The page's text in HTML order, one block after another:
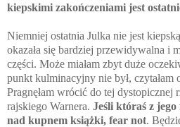
kiepskimi zakończeniami jest
Niemniej ostatnia Julka nie jest
okazała się bardziej przewidywalna i
części. Może miałam zbyt duże
punkt kulminacyjny nie był, czytałam
Pragnęłam wrócić do tej dystopicznej
rajskiego Warnera. Jeśli któraś z
nad kupnem książki, fear not.